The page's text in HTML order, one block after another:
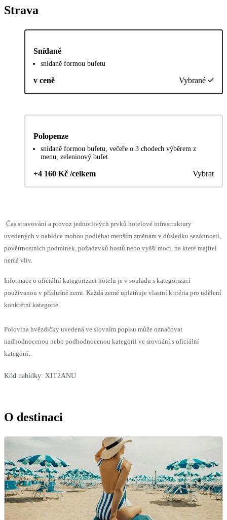
Strava
Snídaně
snídaně formou bufetu
v ceně Vybrané
Polopenze
snídaně formou bufetu, večeře o 3 chodech výběrem z
menu, zeleninový bufet
+4 160 Kč /celkem Vybrat
Čas stravování a provoz jednotlivých prvků hotelové infrastruktury
uvedených v nabídce mohou podléhat menším změnám v důsledku sezónnosti,
povětrnostních podmínek, požadavků hostů nebo vyšší moci, na které majitel
nemá vliv.
Informace o oficiální kategorizaci hotelu je v souladu s kategorizací
používanou v příslušné zemi. Každá země uplatňuje vlastní kritéria pro udělení
konkrétní kategorie.
Polovina hvězdičky uvedená ve slovním popisu může označovat
nadhodnocenou nebo podhodnocenou kategorii ve srovnání s oficiální
kategorií.
Kód nabídky: XIT2ANU
O destinaci